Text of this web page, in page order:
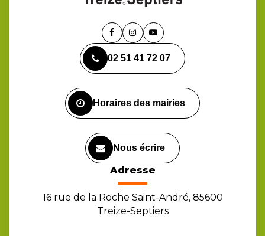
Lien
le
compte
Lien
le
compte
Lien
la
chaîne
02 51 41 72 07
Horaires des mairies
Nous écrire
Adresse
16 rue de la Roche Saint-André, 85600
Treize-Septiers